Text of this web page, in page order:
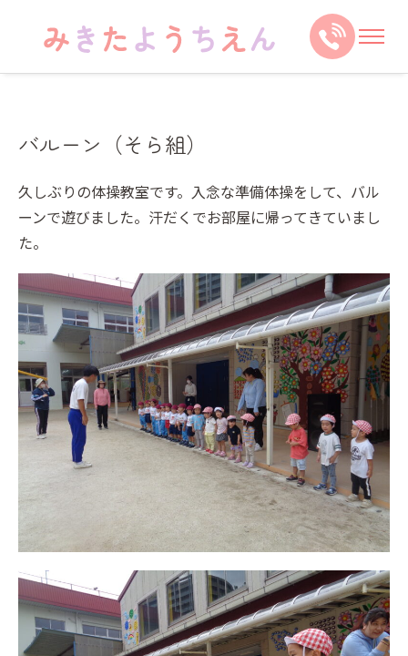
バルーン（そら組）
久しぶりの体操教室です。入念な準備体操をして、バル
ーンで遊びました。汗だくでお部屋に帰ってきていまし
た。